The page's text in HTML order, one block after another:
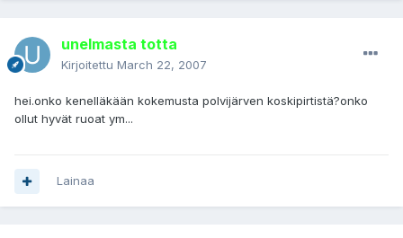
unelmasta totta
Kirjoitettu March 22, 2007
hei.onko kenelläkään kokemusta polvijärven koskipirtistä?onko
ollut hyvät ruoat ym...
Lainaa